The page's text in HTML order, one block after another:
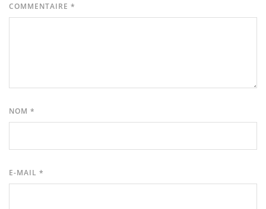
COMMENTAIRE *
NOM *
E-MAIL *